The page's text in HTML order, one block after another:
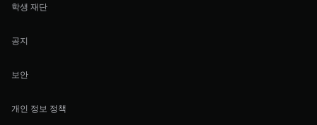
학생 재단
공지
보안
개인 정보 정책